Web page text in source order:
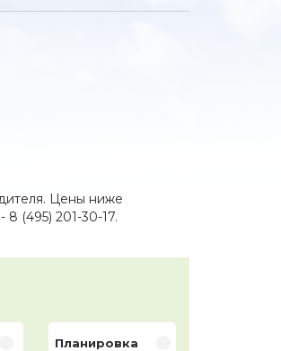
Цены ниже
(495) 201-30-17.
Планировка